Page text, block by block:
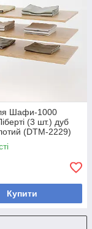
Шафи-1000
(3 шт.) дуб
(DTM-2229)
Купити